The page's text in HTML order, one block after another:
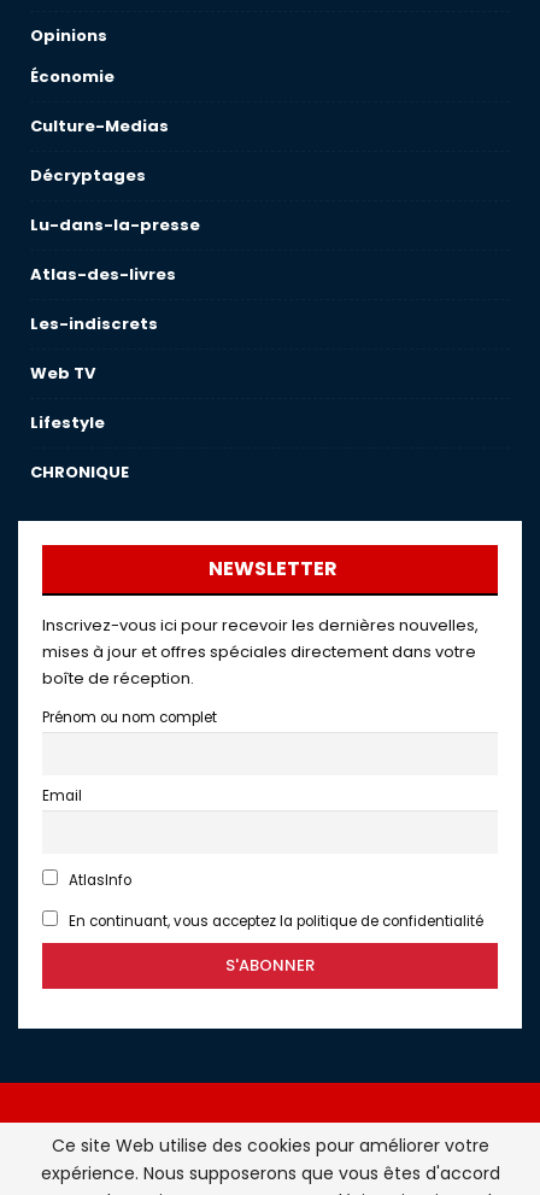
Opinions
Économie
Culture-Medias
Décryptages
Lu-dans-la-presse
Atlas-des-livres
Les-indiscrets
Web TV
Lifestyle
CHRONIQUE
NEWSLETTER
Inscrivez-vous ici pour recevoir les dernières nouvelles,
mises à jour et offres spéciales directement dans votre
boîte de réception.
Prénom ou nom complet
Email
AtlasInfo
En continuant, vous acceptez la politique de confidentialité
Atlasinfo.fr : l'essentiel de l'actualité de la France et du
Ce site Web utilise des cookies pour améliorer votre
expérience. Nous supposerons que vous êtes d'accord